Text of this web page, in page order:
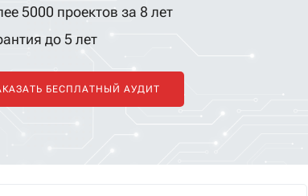
5000 проектов за 8 лет
до 5 лет
БЕСПЛАТНЫЙ АУДИТ